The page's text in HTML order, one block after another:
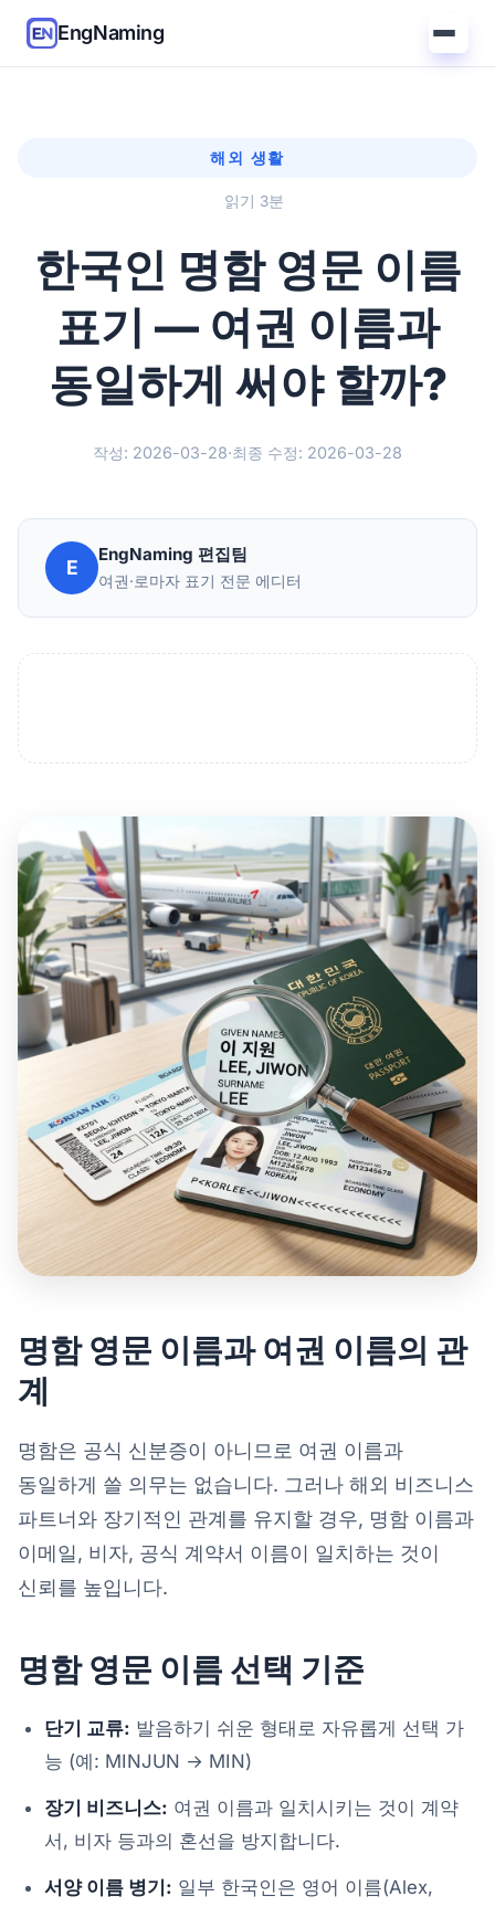
EngNaming
해외 생활
읽기 3분
한국인 명함 영문 이름
표기 — 여권 이름과
동일하게 써야 할까?
작성: 2026-03-28·최종 수정: 2026-03-28
E
EngNaming 편집팀
여권·로마자 표기 전문 에디터
명함 영문 이름과 여권 이름의 관
계
명함은 공식 신분증이 아니므로 여권 이름과
동일하게 쓸 의무는 없습니다. 그러나 해외 비즈니스
파트너와 장기적인 관계를 유지할 경우, 명함 이름과
이메일, 비자, 공식 계약서 이름이 일치하는 것이
신뢰를 높입니다.
명함 영문 이름 선택 기준
단기 교류: 발음하기 쉬운 형태로 자유롭게 선택 가
능 (예: MINJUN → MIN)
장기 비즈니스: 여권 이름과 일치시키는 것이 계약
서, 비자 등과의 혼선을 방지합니다.
서양 이름 병기: 일부 한국인은 영어 이름(Alex,